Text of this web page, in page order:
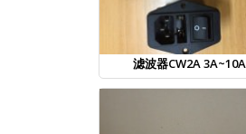
滤波器CW2A 3A~10A